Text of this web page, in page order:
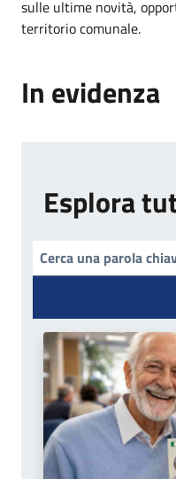
sulle ultime novità,
territorio comunale.
In evidenza
Esplora